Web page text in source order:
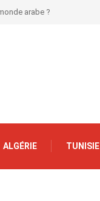
arabe ?
ALGÉRIE TUNISIE